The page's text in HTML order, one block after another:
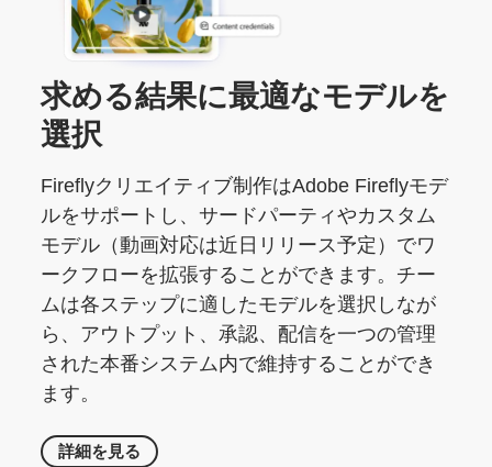
求める結果に最適なモデルを
選択
Fireflyクリエイティブ制作はAdobe Fireflyモデ
ルをサポートし、サードパーティやカスタム
モデル（動画対応は近日リリース予定）でワ
ークフローを拡張することができます。チー
ムは各ステップに適したモデルを選択しなが
ら、アウトプット、承認、配信を一つの管理
された本番システム内で維持することができ
ます。
詳細を見る